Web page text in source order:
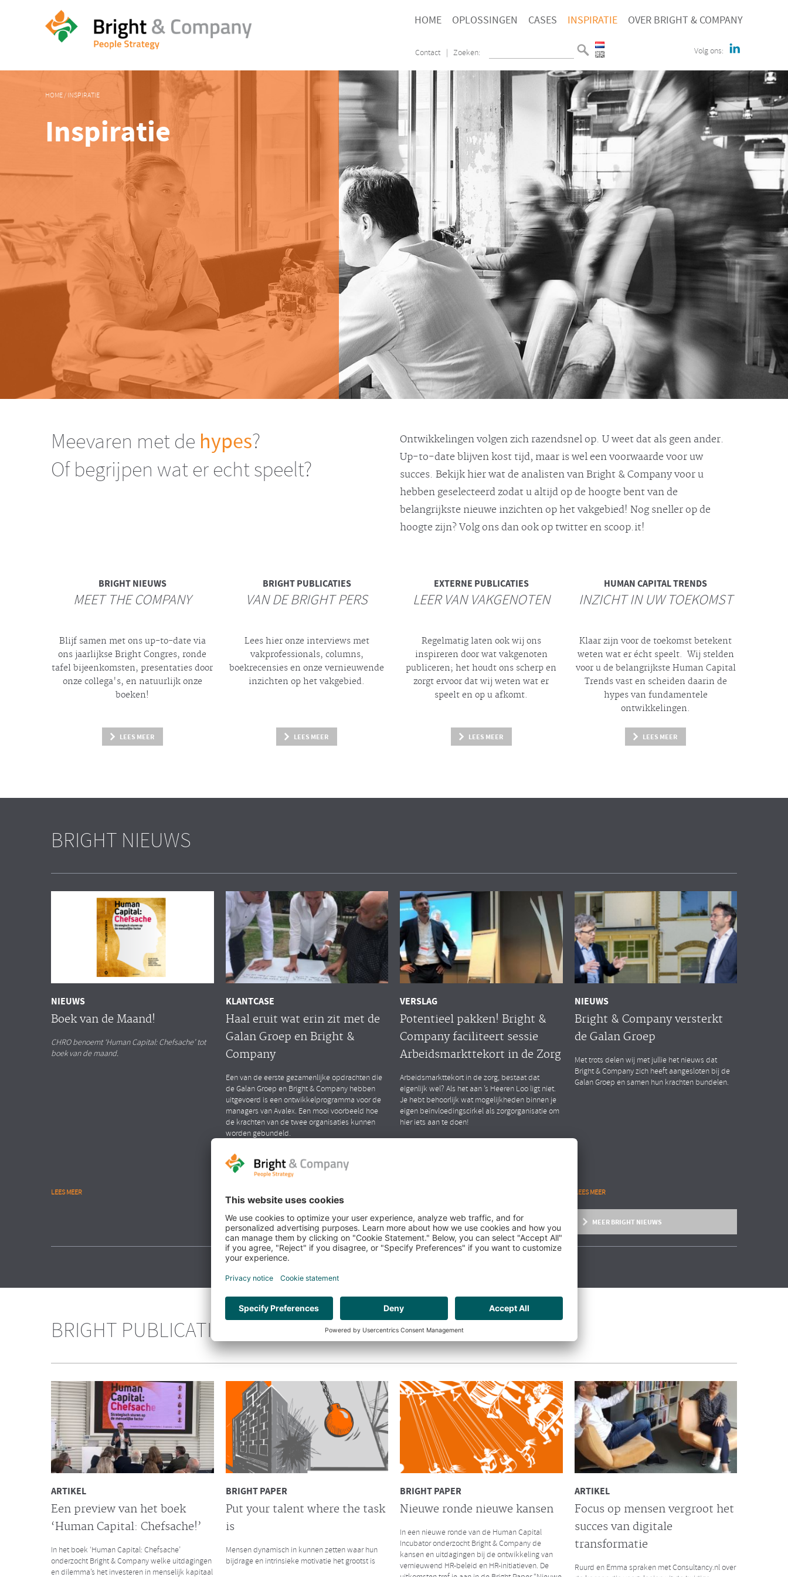
HOME OPLOSSINGEN CASES INSPIRATIE OVER BRIGHT & COMPANY
Contact | Zoeken: Volg ons:
HOME/INSPIRATIE
Inspiratie
Meevaren met de hypes?
Of begrijpen wat er echt speelt?
Ontwikkelingen volgen zich razendsnel op. U weet dat als geen ander.
Up-to-date blijven kost tijd, maar is wel een voorwaarde voor uw
succes. Bekijk hier wat de analisten van Bright & Company voor u
hebben geselecteerd zodat u altijd op de hoogte bent van de
belangrijkste nieuwe inzichten op het vakgebied! Nog sneller op de
hoogte zijn? Volg ons dan ook op twitter en scoop.it!
BRIGHTNIEUWS
MEET THE COMPANY
Blijf samen met ons up-to-date via
ons jaarlijkseBright Congres, ronde
tafel bijeenkomsten, presentaties door
onze collega's, en natuurlijk onze
boeken!
LEES MEER
BRIGHTPUBLICATIES
VAN DE BRIGHT PERS
Lees hier onze interviews met
vakprofessionals, columns,
boekrecensies en onze vernieuwende
inzichten op het vakgebied.
LEES MEER
EXTERNE PUBLICATIES
LEER VAN VAKGENOTEN
Regelmatig laten ook wij ons
inspireren door wat vakgenoten
publiceren; het houdt ons scherp en
zorgt ervoor dat wij weten wat er
speelt en op u afkomt.
LEES MEER
HUMAN CAPITAL TRENDS
INZICHT IN UW TOEKOMST
Klaar zijn voor de toekomst betekent
weten wat er échtspeelt. Wij stelden
voor u de belangrijkste Human Capital
Trends vast en scheiden daarin de
hypesvan fundamentele
ontwikkelingen.
LEES MEER
BRIGHT NIEUWS
NIEUWS
Boek van de Maand!
CHRO benoemt ‘Human Capital: Chefsache’ tot
boek van de maand.
LEES MEER
KLANTCASE
Haal eruit wat erin zit met de
Galan Groep en Bright &
Company
Een van de eerste gezamenlijke opdrachten die
de Galan Groep en Bright & Company hebben
uitgevoerd is een ontwikkelprogramma voor de
managers van Avalex. Een mooi voorbeeld hoe
de krachten van de twee organisaties kunnen
worden gebundeld.
VERSLAG
Potentieel pakken! Bright &
Company faciliteert sessie
Arbeidsmarkttekort in de Zorg
Arbeidsmarkttekort in de zorg, bestaat dat
eigenlijk wel? Als het aan ’s Heeren Loo ligt niet.
Je hebt behoorlijk wat mogelijkheden binnen je
eigen beïnvloedingscirkel als zorgorganisatie om
hier iets aan te doen!
NIEUWS
Bright & Company versterkt
de Galan Groep
Met trots delen wij met jullie het nieuws dat
Bright & Company zich heeft aangesloten bij de
Galan Groep en samen hun krachten bundelen.
LEES MEER
Bright & Company versterkt
de Galan Groep
Met trots delen wij met jullie het nieuws dat
Bright & Company zich heeft aangesloten bij de
Galan Groep en samen hun krachten bundelen.
NIEUWS
Interview met Richard en
Hendrik over het samengaan
Consultancy.nl interviewde Richard en Hendrik
over het samengaan van Bright & Company en de
Galan Groep.
INTERVIEW CHRO
De impact van massaal
thuiswerken
CHRO interviewde Ruurd Baane over het massale
thuiswerken als gevolg van de Coronacrisis. Wat
zijn de gelijkenissen en verschillen met de
kredietcrisis in 2008?
Lees hier het volledige interview
LEES MEER
INTERVIEW VISMA | RAET
De succesformule voor
waardevol HR
Visma | Raet interviewde onlangs Ruurd Baane
over de succesformule voor waardevol HR. Hoe
kun je als organisatie extra waarde toevoegen
door businesskansen te spotten vanuit een
optimale inzet van menselijk potentieel en
technologie?
Lees hier het volledige interview
MEER BRIGHT NIEUWS
BRIGHT PUBLICATIES
ARTIKEL
Een preview van het boek
‘Human Capital: Chefsache!’
In het boek ‘Human Capital: Chefsache’
onderzocht Bright & Company welke uitdagingen
en dilemma’s het investeren in menselijk kapitaal
BRIGHT PAPER
Put your talent where the task
is
Mensen dynamisch in kunnen zetten waar hun
bijdrage en intrinsieke motivatie het grootst is
BRIGHT PAPER
Nieuwe ronde nieuwe kansen
In een nieuwe ronde van de Human Capital
Incubator onderzocht Bright & Company de
kansen en uitdagingen bij de ontwikkeling van
vernieuwend HR-beleid en HR-initiatieven. De
ARTIKEL
Focus op mensen vergroot het
succes van digitale
transformatie
Ruurd en Emma spraken met Consultancy.nl over